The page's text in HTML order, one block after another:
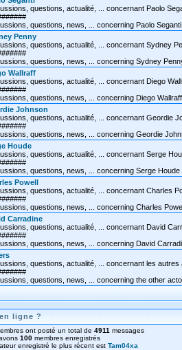
questions, actualité, ... concernant Paolo
questions, news, ... concerning Paolo Seganti
Penny
questions, actualité, ... concernant Sydney
questions, news, ... concerning Sydney
Wallraff
questions, actualité, ... concernant Diego
questions, news, ... concerning Diego Wallraff
Johnson
questions, actualité, ... concernant Geordie
questions, news, ... concerning Geordie
Houde
questions, actualité, ... concernant Serge
questions, news, ... concerning Serge Houde
Powell
questions, actualité, ... concernant Charles
questions, news, ... concerning Charles
Carradine
questions, actualité, ... concernant David
questions, news, ... concerning David
questions, actualité, ... concernant les autres
questions, news, ... concerning the other
ligne ?
ont posté un total de 4911 messages
100 membres enregistrés
enregistré le plus récent est Tam04xa